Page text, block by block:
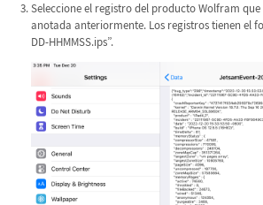
Seleccione el registro del producto Wolfram
anotada anteriormente. Los registros tienen el
DD-HHMMSS.ips”.